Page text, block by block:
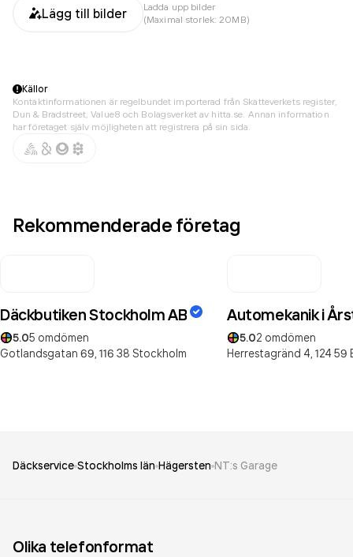
Lägg till bilder
Ladda upp bilder
(Maximal storlek: 20MB)
Källor
Kontaktinformationen är regelbundet importerad från Skatteverkets register,
Dun & Bradstreet, Value8 och Bolagsverket av hitta.se. Annan information
har företaget själv möjligheten att registrera på sin sida.
Rekommenderade företag
Däckbutiken Stockholm AB
5.05 omdömen
Gotlandsgatan 69, 116 38 Stockholm
Automekanik i
5.02 omdömen
Herrestagränd 4, 124 59
Däckservice Stockholms län Hägersten NT:s Garage
Olika telefonformat